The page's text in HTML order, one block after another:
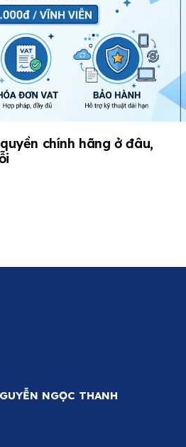
chính hãng ở đâu,
NGỌC THANH